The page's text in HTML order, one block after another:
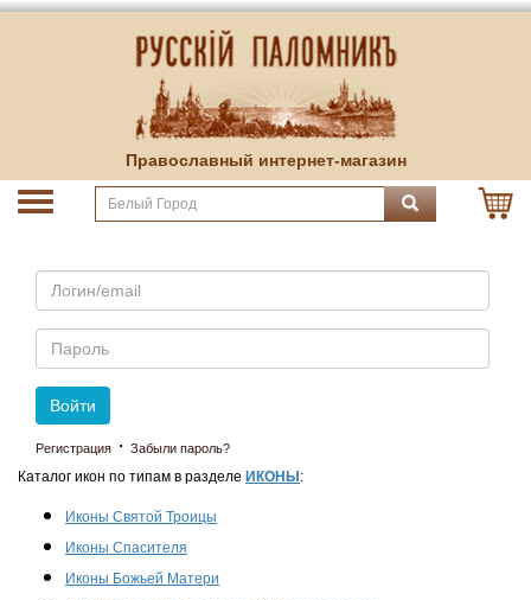
Православный интернет-магазин
Email
Пароль
Войти
Регистрация · Забыли пароль?
Каталог икон по типам в разделе ИКОНЫ :
Иконы Святой Троицы
Иконы Спасителя
Иконы Божьей Матери